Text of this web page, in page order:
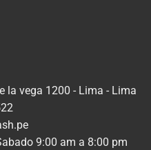
la vega 1200 - Lima - Lima
9:00 am a 8:00 pm